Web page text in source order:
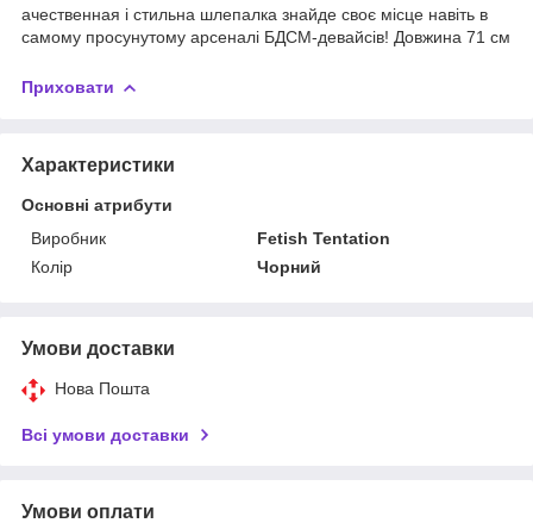
ачественная і стильна шлепалка знайде своє місце навіть в
самому просунутому арсеналі БДСМ-девайсів! Довжина 71 см
Приховати
Характеристики
Основні атрибути
Виробник
Fetish Tentation
Колір
Чорний
Умови доставки
Нова Пошта
Всі умови доставки
Умови оплати